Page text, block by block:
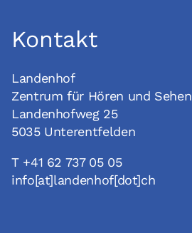
Kontakt
Landenhof
Zentrum für Hören und Sehen
Landenhofweg 25
5035 Unterentfelden
T +41 62 737 05 05
info[at]landenhof[dot]ch